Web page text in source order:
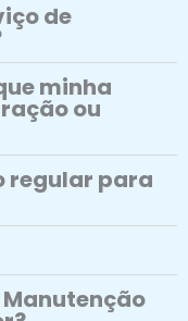
de
minha
ou
regular para
Manutenção